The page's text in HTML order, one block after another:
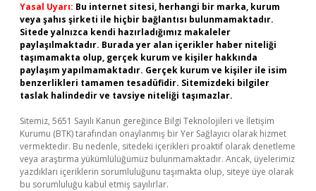
Yasal Uyarı: Bu internet sitesi, herhangi bir marka, kurum
veya şahıs şirketi ile hiçbir bağlantısı bulunmamaktadır.
Sitede yalnızca kendi hazırladığımız makaleler
paylaşılmaktadır. Burada yer alan içerikler haber niteliği
taşımamakta olup, gerçek kurum ve kişiler hakkında
paylaşım yapılmamaktadır. Gerçek kurum ve kişiler ile isim
benzerlikleri tamamen tesadüfidir. Sitemizdeki bilgiler
taslak halindedir ve tavsiye niteliği taşımazlar.
Sitemiz, 5651 Sayılı Kanun gereğince Bilgi Teknolojileri ve İletişim
Kurumu (BTK) tarafından onaylanmış bir Yer Sağlayıcı olarak hizmet
vermektedir. Bu nedenle, sitedeki içerikleri proaktif olarak denetleme
veya araştırma yükümlülüğümüz bulunmamaktadır. Ancak, üyelerimiz
yazdıkları içeriklerin sorumluluğunu taşımakta olup, siteye üye olarak
bu sorumluluğu kabul etmiş sayılırlar.